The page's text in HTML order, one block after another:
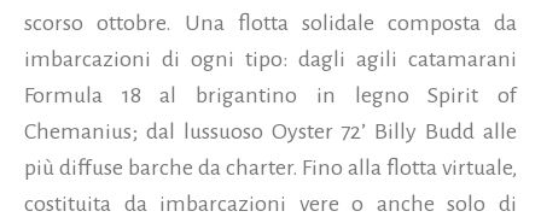
scorso ottobre. Una flotta solidale composta da
imbarcazioni di ogni tipo: dagli agili catamarani
Formula 18 al brigantino in legno Spirit of
Chemanius; dal lussuoso Oyster 72’ Billy Budd alle
più diffuse barche da charter. Fino alla flotta virtuale,
costituita da imbarcazioni vere o anche solo di